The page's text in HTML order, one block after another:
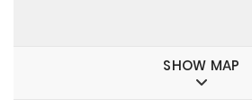
SHOW MAP